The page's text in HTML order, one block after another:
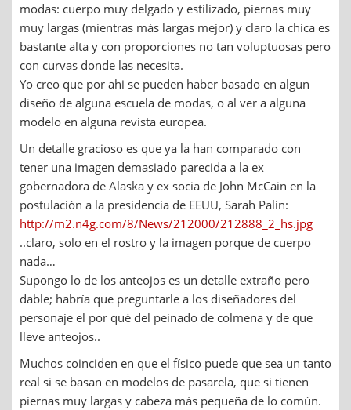
modas: cuerpo muy delgado y estilizado, piernas muy
muy largas (mientras más largas mejor) y claro la chica es
bastante alta y con proporciones no tan voluptuosas pero
con curvas donde las necesita.
Yo creo que por ahi se pueden haber basado en algun
diseño de alguna escuela de modas, o al ver a alguna
modelo en alguna revista europea.
Un detalle gracioso es que ya la han comparado con
tener una imagen demasiado parecida a la ex
gobernadora de Alaska y ex socia de John McCain en la
postulación a la presidencia de EEUU, Sarah Palin:
http://m2.n4g.com/8/News/212000/212888_2_hs.jpg
..claro, solo en el rostro y la imagen porque de cuerpo
nada…
Supongo lo de los anteojos es un detalle extraño pero
dable; habría que preguntarle a los diseñadores del
personaje el por qué del peinado de colmena y de que
lleve anteojos..
Muchos coinciden en que el físico puede que sea un tanto
real si se basan en modelos de pasarela, que si tienen
piernas muy largas y cabeza más pequeña de lo común.